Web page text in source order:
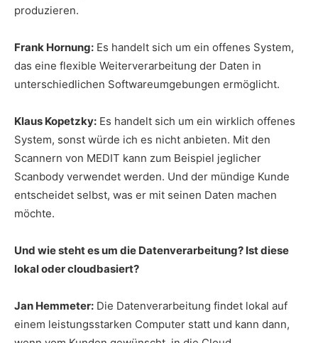
produzieren.
Frank Hornung: Es handelt sich um ein offenes System,
das eine flexible Weiterverarbeitung der Daten in
unterschiedlichen Softwareumgebungen ermöglicht.
Klaus Kopetzky: Es handelt sich um ein wirklich offenes
System, sonst würde ich es nicht anbieten. Mit den
Scannern von MEDIT kann zum Beispiel jeglicher
Scanbody verwendet werden. Und der mündige Kunde
entscheidet selbst, was er mit seinen Daten machen
möchte.
Und wie steht es um die Datenverarbeitung? Ist diese
lokal oder cloudbasiert?
Jan Hemmeter: Die Datenverarbeitung findet lokal auf
einem leistungsstarken Computer statt und kann dann,